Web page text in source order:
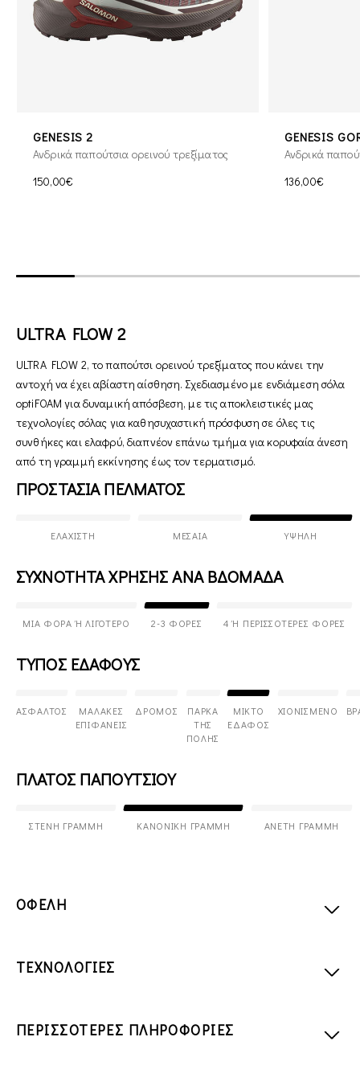
GENESIS 2
Ανδρικά παπούτσια ορεινού τρεξίματος
150,00€
GENESIS
Ανδρικά
136,00€
ULTRA FLOW 2
ULTRA FLOW 2, το παπούτσι ορεινού τρεξίματος που κάνει την
αντοχή να έχει αβίαστη αίσθηση. Σχεδιασμένο με ενδιάμεση σόλα
optiFOAM για δυναμική απόσβεση, με τις αποκλειστικές μας
τεχνολογίες σόλας για καθησυχαστική πρόσφυση σε όλες τις
συνθήκες και ελαφρύ, διαπνέον επάνω τμήμα για κορυφαία άνεση
από τη γραμμή εκκίνησης έως τον τερματισμό.
ΠΡΟΣΤΑΣΙΑ ΠΕΛΜΑΤΟΣ
ΕΛΆΧΙΣΤΗ ΜΕΣΑΊΑ ΥΨΗΛΉ
ΣΥΧΝΟΤΗΤΑ ΧΡΗΣΗΣ ΑΝΑ ΒΔΟΜΑΔΑ
ΜΊΑ ΦΟΡΆ Ή ΛΙΓΌΤΕΡΟ 2-3 ΦΟΡΈΣ 4 Ή ΠΕΡΙΣΣΌΤΕΡΕΣ ΦΟΡΈΣ
ΤΥΠΟΣ ΕΔΑΦΟΥΣ
ΆΣΦΑΛΤΟΣ
ΜΑΛΑΚΈΣ
ΕΠΙΦΆΝΕΙΣ
ΔΡΌΜΟΣ
ΠΆΡΚΑ
ΤΗΣ
ΠΌΛΗΣ
ΜΙΚΤΌ
ΈΔΑΦΟΣ
ΧΙΟΝΙΣΜΈΝΟ
ΠΛΑΤΟΣ ΠΑΠΟΥΤΣΙΟΥ
ΣΤΕΝΉ ΓΡΑΜΜΉ ΚΑΝΟΝΙΚΉ ΓΡΑΜΜΉ ΆΝΕΤΗ ΓΡΑΜΜΉ
ΟΦΕΛΗ
ΤΕΧΝΟΛΟΓΙΕΣ
ΠΕΡΙΣΣΟΤΕΡΕΣ ΠΛΗΡΟΦΟΡΙΕΣ